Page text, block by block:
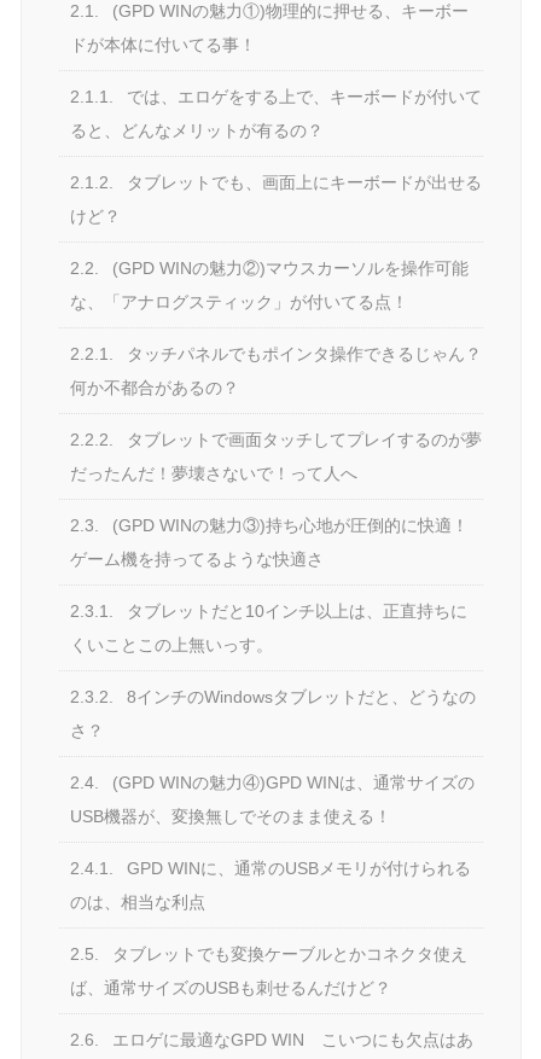
2.1.
(GPD WINの魅力①)物理的に押せる、キーボー
ドが本体に付いてる事！
2.1.1.
では、エロゲをする上で、キーボードが付いて
ると、どんなメリットが有るの？
2.1.2.
タブレットでも、画面上にキーボードが出せる
けど？
2.2.
(GPD WINの魅力②)マウスカーソルを操作可能
な、「アナログスティック」が付いてる点！
2.2.1.
タッチパネルでもポインタ操作できるじゃん？
何か不都合があるの？
2.2.2.
タブレットで画面タッチしてプレイするのが夢
だったんだ！夢壊さないで！って人へ
2.3.
(GPD WINの魅力③)持ち心地が圧倒的に快適！
ゲーム機を持ってるような快適さ
2.3.1.
タブレットだと10インチ以上は、正直持ちに
くいことこの上無いっす。
2.3.2.
8インチのWindowsタブレットだと、どうなの
さ？
2.4.
(GPD WINの魅力④)GPD WINは、通常サイズの
USB機器が、変換無しでそのまま使える！
2.4.1.
GPD WINに、通常のUSBメモリが付けられる
のは、相当な利点
2.5.
タブレットでも変換ケーブルとかコネクタ使え
ば、通常サイズのUSBも刺せるんだけど？
2.6.
エロゲに最適なGPD WIN こいつにも欠点はあ